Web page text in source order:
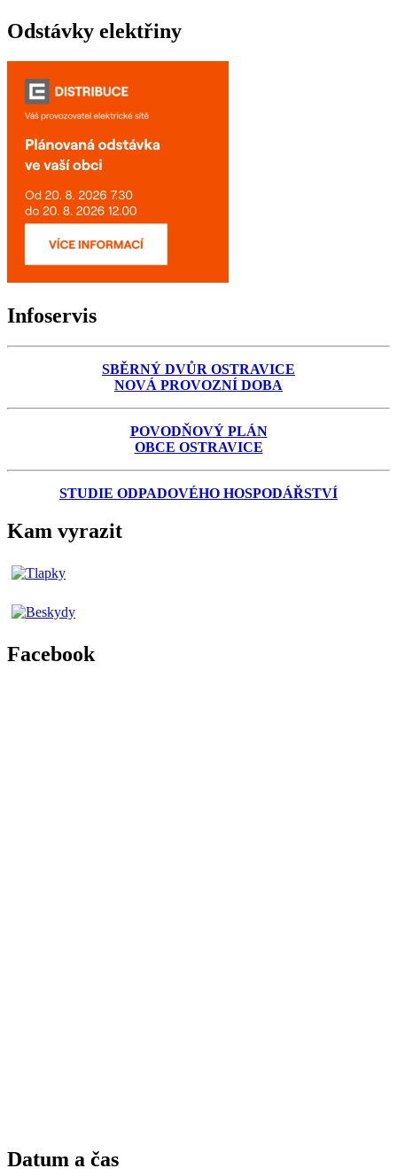
Odstávky elektřiny
Infoservis
SBĚRNÝ DVŮR OSTRAVICE
NOVÁ PROVOZNÍ DOBA
POVODŇOVÝ PLÁN
OBCE OSTRAVICE
STUDIE ODPADOVÉHO HOSPODÁŘSTVÍ
Kam vyrazit
Facebook
Datum a čas